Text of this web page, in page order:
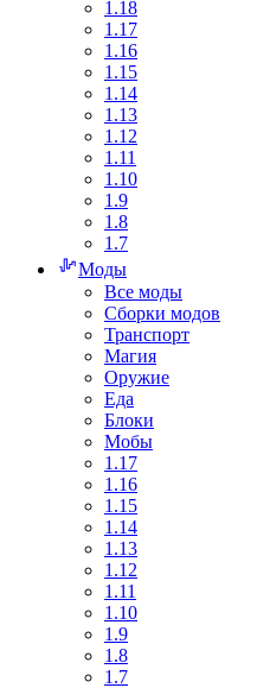
1.18
1.17
1.16
1.15
1.14
1.13
1.12
1.11
1.10
1.9
1.8
1.7
Моды
Все моды
Сборки модов
Транспорт
Магия
Оружие
Еда
Блоки
Мобы
1.17
1.16
1.15
1.14
1.13
1.12
1.11
1.10
1.9
1.8
1.7